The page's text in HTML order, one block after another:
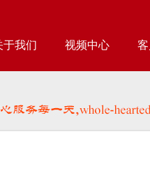
于我们 视频中心